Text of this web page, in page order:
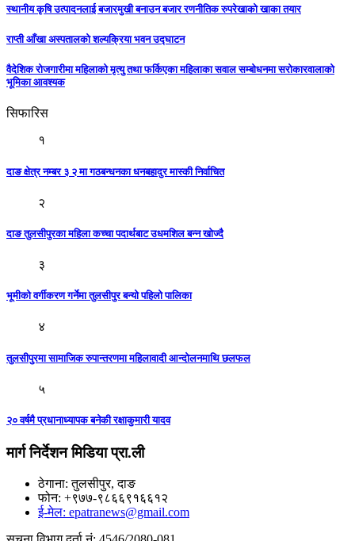
स्थानीय कृषि उत्पादनलाई बजारमुखी बनाउन बजार रणनीतिक रुपरेखाको खाका तयार
राप्ती आँखा अस्पतालको शल्यक्रिया भवन उद्घाटन
वैदेशिक रोजगारीमा महिलाको मृत्यु तथा फर्किएका महिलाका सवाल सम्बोधनमा सरोकारवालाको
भूमिका आवश्यक
सिफारिस
१
दाङ क्षेत्र नम्बर ३ २ मा गठबन्धनका धनबहादुर मास्की निर्वाचित
२
दाङ तुलसीपुरका महिला कच्चा पदार्थबाट उधमशिल बन्न खाेज्दै
३
भूमीको वर्गीकरण गर्नेमा तुलसीपुर बन्यो पहिलो पालिका
४
तुलसीपुरमा सामाजिक रुपान्तरणमा महिलावादी आन्दाेलनमाथि छलफल
५
२० वर्षमै प्रधानाध्यापक बनेकी रक्षाकुमारी यादव
मार्ग निर्देशन मिडिया प्रा.ली
ठेगाना: तुलसीपुर, दाङ
फोन: +९७७-९८६६९१६६१२
ई-मेल: epatranews@gmail.com